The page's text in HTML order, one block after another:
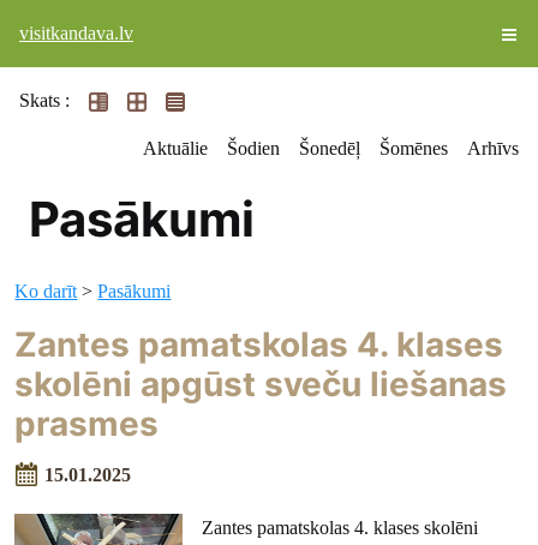
visitkandava.lv
Skats :
Aktuālie Šodien Šonedēļ Šomēnes Arhīvs
Pasākumi
Ko darīt >Pasākumi
Zantes pamatskolas 4. klases
skolēni apgūst sveču liešanas
prasmes
15.01.2025
Zantes pamatskolas 4. klases skolēni